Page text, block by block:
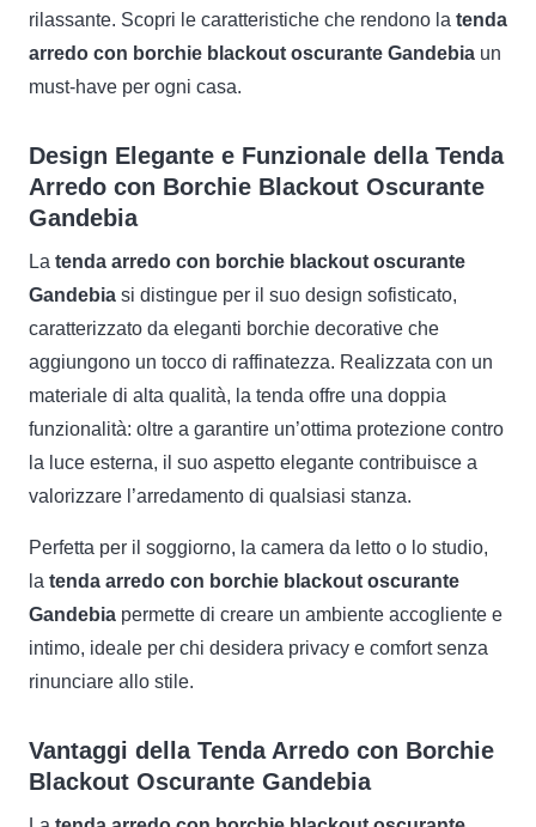
rilassante. Scopri le caratteristiche che rendono la tenda
arredo con borchie blackout oscurante Gandebia un
must-have per ogni casa.
Design Elegante e Funzionale della Tenda
Arredo con Borchie Blackout Oscurante
Gandebia
La tenda arredo con borchie blackout oscurante
Gandebia si distingue per il suo design sofisticato,
caratterizzato da eleganti borchie decorative che
aggiungono un tocco di raffinatezza. Realizzata con un
materiale di alta qualità, la tenda offre una doppia
funzionalità: oltre a garantire un’ottima protezione contro
la luce esterna, il suo aspetto elegante contribuisce a
valorizzare l’arredamento di qualsiasi stanza.
Perfetta per il soggiorno, la camera da letto o lo studio,
la tenda arredo con borchie blackout oscurante
Gandebia permette di creare un ambiente accogliente e
intimo, ideale per chi desidera privacy e comfort senza
rinunciare allo stile.
Vantaggi della Tenda Arredo con Borchie
Blackout Oscurante Gandebia